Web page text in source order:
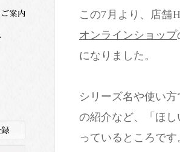
この7月より、店舗
オンラインショップ
になりました。
シリーズ名や使い
の紹介など、「ほ
っているところです